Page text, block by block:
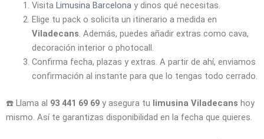
Visita Limusina Barcelonay dinos qué necesitas.
Elige tu pack o solicita un itinerario a medida en
Viladecans. Además, puedes añadir extras como cava,
decoración interior o photocall.
Confirma fecha, plazas y extras. A partir de ahí, enviamos
confirmación al instante para que lo tengas todo cerrado.
☎️ Llama al 93 441 69 69 y asegura tu limusina Viladecans hoy
mismo. Así te garantizas disponibilidad en la fecha que quieres.